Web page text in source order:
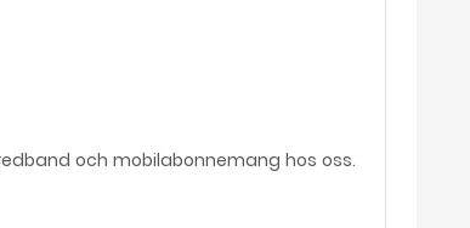
och mobilabonnemang hos oss.